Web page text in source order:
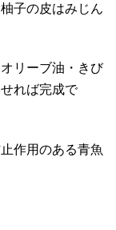
子の皮はみじん
リーブ油・きび
れば完成で
作用のある青魚